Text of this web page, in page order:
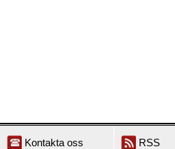
Kontakta oss RSS